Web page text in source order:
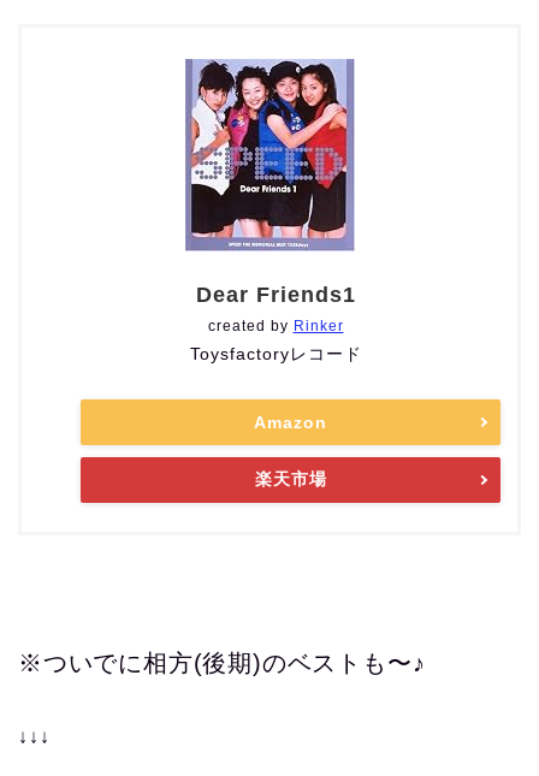
Dear Friends1
created by Rinker
Toysfactoryレコード
Amazon
楽天市場
※ついでに相方(後期)のベストも〜♪
↓↓↓